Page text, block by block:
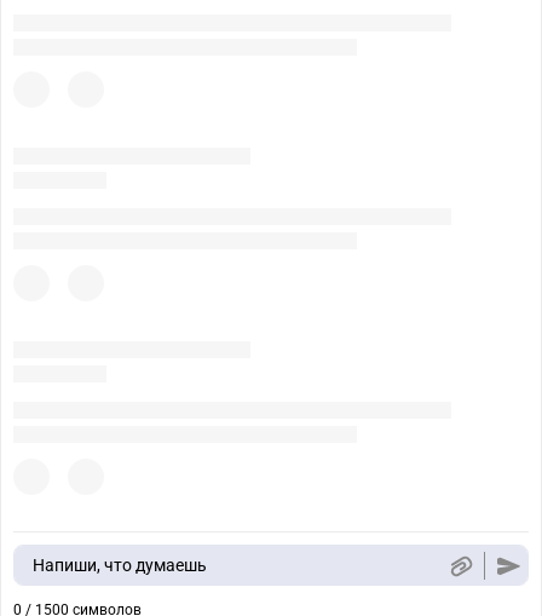
Напиши, что думаешь
0 / 1500 символов